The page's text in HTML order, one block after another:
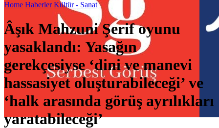
Home Haberler Kültür - Sanat
Âşık Mahzuni Şerif oyunu
yasaklandı: Yasağın
gerekçesiyse ‘dini ve manevi
hassasiyet oluşturabileceği’ ve
‘halk arasında görüş ayrılıkları
yaratabileceği’